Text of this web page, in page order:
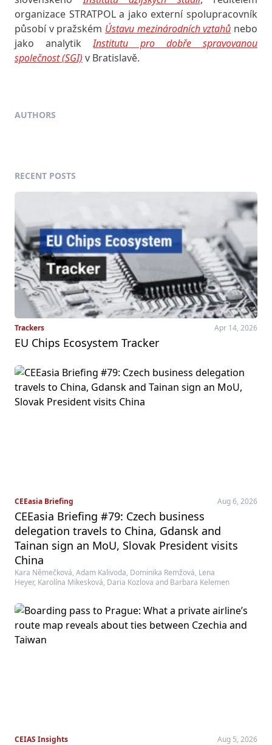
organizace STRATPOL a jako externí spolupracovník
působí v pražském Ústavu mezinárodních vztahů nebo
jako analytikInstitutu pro dobře spravovanou
společnost (SGI) v Bratislavě.
AUTHORS
RECENT POSTS
Trackers Apr 14, 2026
EU Chips Ecosystem Tracker
CEEasia Briefing Aug 6, 2026
CEEasia Briefing #79: Czech business
delegation travels to China, Gdansk and
Tainan sign an MoU, Slovak President visits
China
Kara Němečková, Adam Kalivoda, Dominika Remžová, Lena
Heyer, Karolína Mikesková, Daria Kozlova and Barbara Kelemen
CEIAS Insights Aug 5, 2026